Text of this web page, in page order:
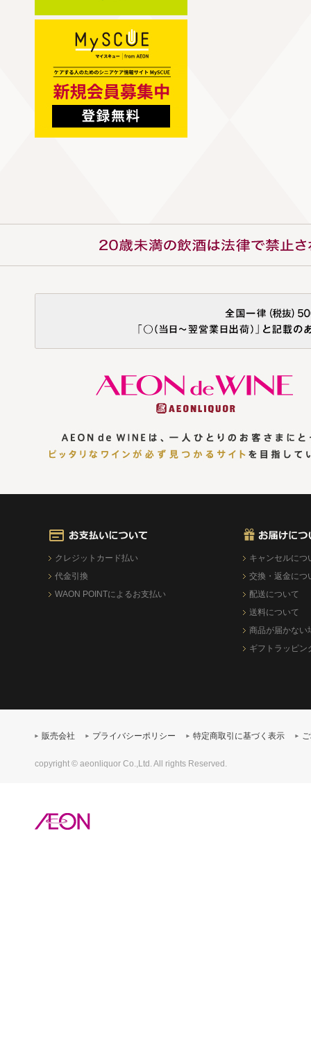
クレジットカード払い
代金引換
WAON POINTによるお支払い
キャンセルにつ
交換・返金につ
配送について
送料について
商品が届かない
ギフトラッピン
販売会社 プライバシーポリシー 特定商取引に基づく表示
copyright © aeonliquor Co.,Ltd. All rights Reserved.